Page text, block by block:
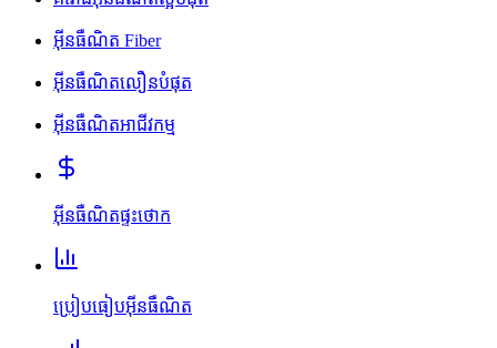
អ៊ីនធឺណិត Fiber
អ៊ីនធឺណិតលឿនបំផុត
អ៊ីនធឺណិតអាជីវកម្ម
អ៊ីនធឺណិតផ្ទះថោក
ប្រៀបធៀបអ៊ីនធឺណិត